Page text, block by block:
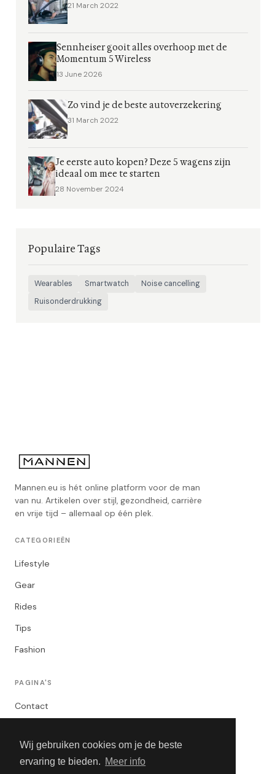
Wij gebruiken cookies om je de beste
ervaring te bieden. Meer info
21 March 2022
Sennheiser gooit alles overhoop met de
Momentum 5 Wireless
13 June 2026
Zo vind je de beste autoverzekering
31 March 2022
Je eerste auto kopen? Deze 5 wagens zijn
ideaal om mee te starten
28 November 2024
Populaire Tags
Wearables Smartwatch
Noise cancelling
Ruisonderdrukking
Mannen.eu is hét online platform voor de man
van nu. Artikelen over stijl, gezondheid, carrière
en vrije tijd – allemaal op één plek.
CATEGORIEËN
Lifestyle
Gear
Rides
Tips
Fashion
PAGINA'S
Contact
Algemene Voorwaarden
Adverteren